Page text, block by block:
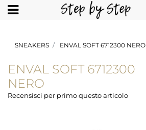
Open
SNEAKERS ENVAL SOFT 6712300 NERO
ENVAL SOFT 6712300
NERO
Recensisci per primo questo articolo